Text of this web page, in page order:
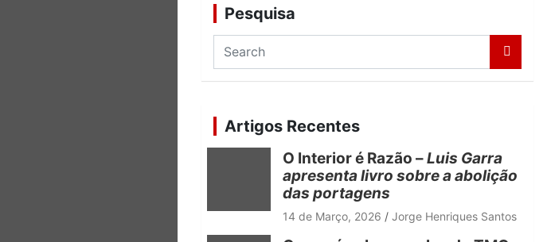
Pesquisa
a
c
h
Artigos Recentes
O Interior é Razão –Luis Garra
apresenta livro sobre a abolição
das portagens
14 de Março, 2026 Jorge Henriques Santos